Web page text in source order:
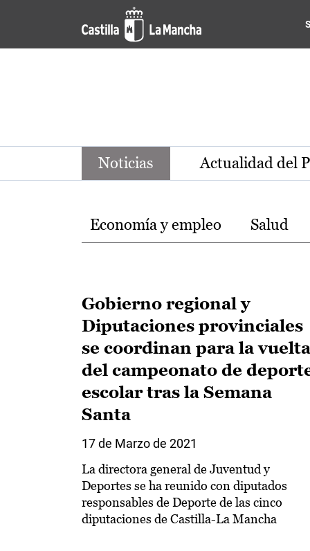
Pasar al contenido principal
Noticias de la región de
Noticias Actualidad del
Temas
Economía y empleo Salud
Gobierno regional y
Diputaciones provinciales
se coordinan para la vuelta
del campeonato de
escolar tras la Semana
Santa
17 de Marzo de 2021
La directora general de Juventud y
Deportes se ha reunido con diputados
responsables de Deporte de las cinco
diputaciones de Castilla-La Mancha